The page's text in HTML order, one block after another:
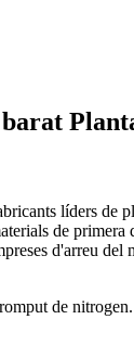
líders de
de
d'arreu
de